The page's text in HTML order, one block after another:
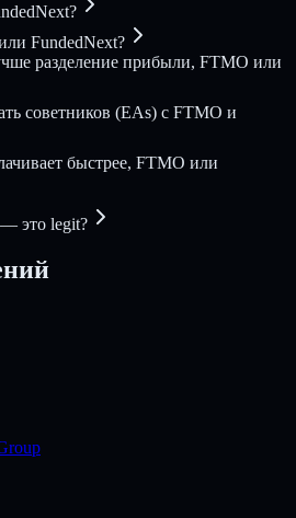
FundedNext?
разделение прибыли, FTMO или
советников (EAs) с FTMO и
быстрее, FTMO или
это legit?